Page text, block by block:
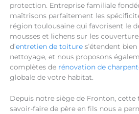
protection. Entreprise familiale
maîtrisons parfaitement les
région toulousaine qui favorisent le
mousses et lichens sur les
d’entretien de toiture s’étendent
nettoyage, et nous proposons
complètes de rénovation de
globale de votre habitat.
Depuis notre siège de Fronton, cette
savoir-faire de père en fils nous a